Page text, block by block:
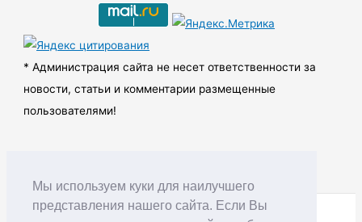
Мы используем куки для наилучшего
представления нашего сайта. Если Вы
ы
* Администрация сайта не несет ответственности за
новости, статьи и комментарии размещенные
пользователями!